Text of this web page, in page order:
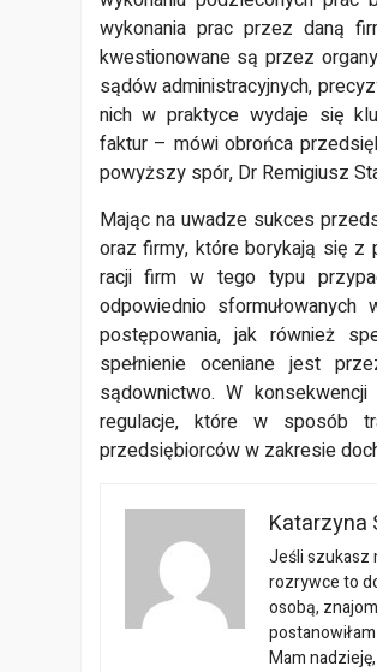
wykonania prac przez daną
kwestionowane są przez
sądów administracyjnych,
nich w praktyce wydaje się
faktur – mówi obrońca
powyższy spór, Dr Remigiusz
Mając na uwadze sukces
oraz firmy, które borykają się z
racji firm w tego typu
odpowiednio
postępowania, jak również
spełnienie oceniane jest
sądownictwo. W
regulacje, które w sposób
przedsiębiorców w zakresie
Katarzyna
Jeśli szukasz
rozrywce to
osobą,
Mam